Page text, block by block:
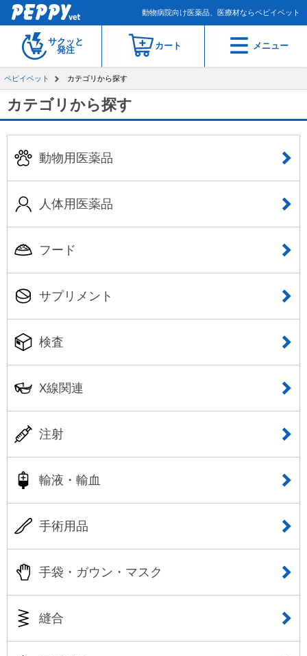
動物病院向け医薬品、医療材ならペピイベット
サクッと
発注
カート メニュー
ペピイベット カテゴリから探す
カテゴリから探す
動物用医薬品
人体用医薬品
フード
サプリメント
検査
X線関連
注射
輸液・輸血
手術用品
手袋・ガウン・マスク
縫合